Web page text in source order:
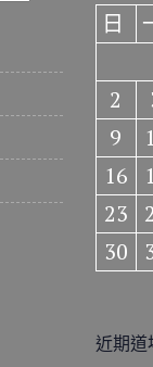
日
2
9
16
23
30
近期道